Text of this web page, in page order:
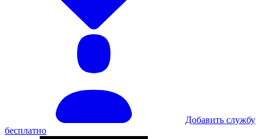
Добавить службу
бесплатно